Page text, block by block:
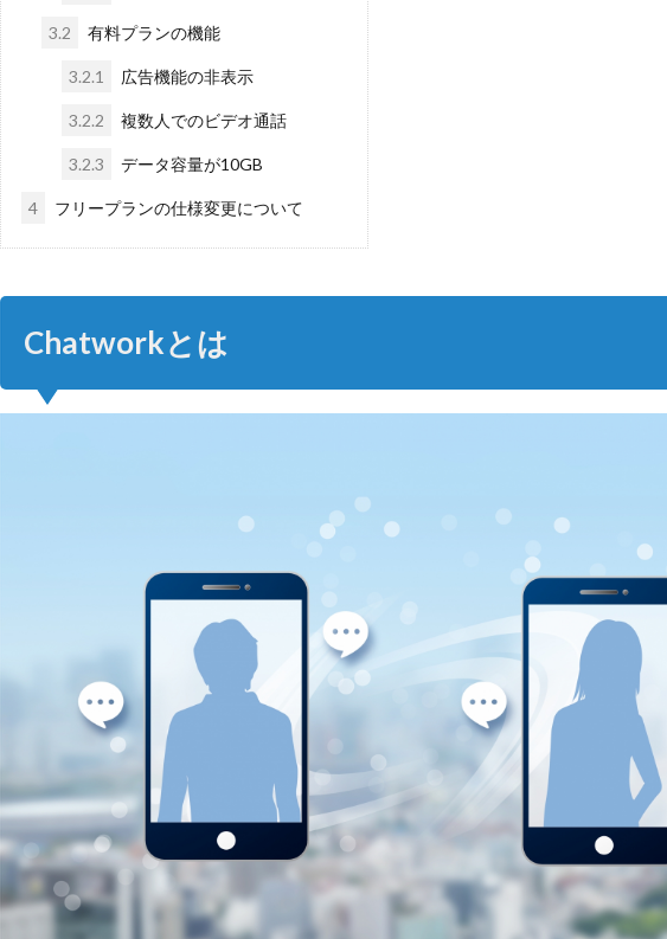
3.2 有料プランの機能
3.2.1 広告機能の非表示
3.2.2 複数人でのビデオ通話
3.2.3 データ容量が10GB
4 フリープランの仕様変更について
Chatworkとは